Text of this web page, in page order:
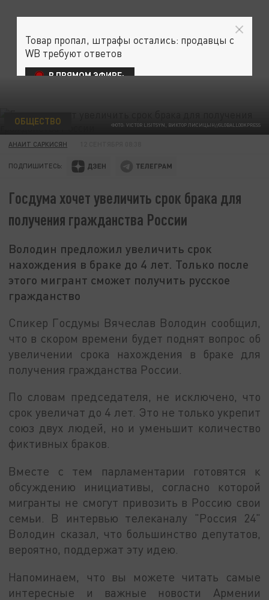
ФОТО: VICTOR LISITSYN, ВИКТОР ЛИСИЦЫН//GLOBALLOOKPRESS
ОБЩЕСТВО
АНАИТ САРКИСЯН
ПОДПИШИТЕСЬ:
Госдума хочет увеличить срок брака для
получения гражданства России
Володин предложил увеличить срок
нахождения в браке до 4 лет. Только после
этого мигрант сможет получить русское
гражданство
Спикер Госдумы Вячеслав Володин сообщил,
что в скором времени будет поднят вопрос об
увеличении срока нахождения в браке для
получения гражданства России.
По словам председателя, не исключено, что
срок увеличат до 4 лет. Это не только укрепит
союз двух людей, но и уменьшит количество
фиктивных браков.
Вместе с тем парламентарии готовятся к
обсуждению инициативы, согласно которой
мигранты не смогут привозить в Россию свои
семьи. В интервью телеканалу "Россия 24"
Володин сказал, что большинство депутатов,
вероятно, поддержат эту идею.
Напоминаем, что вы можете читать самые
интересные и важные новости Армении
Товар пропал, штрафы остались: продавцы с
WB требуют ответов
В ПРЯМОМ ЭФИРЕ: